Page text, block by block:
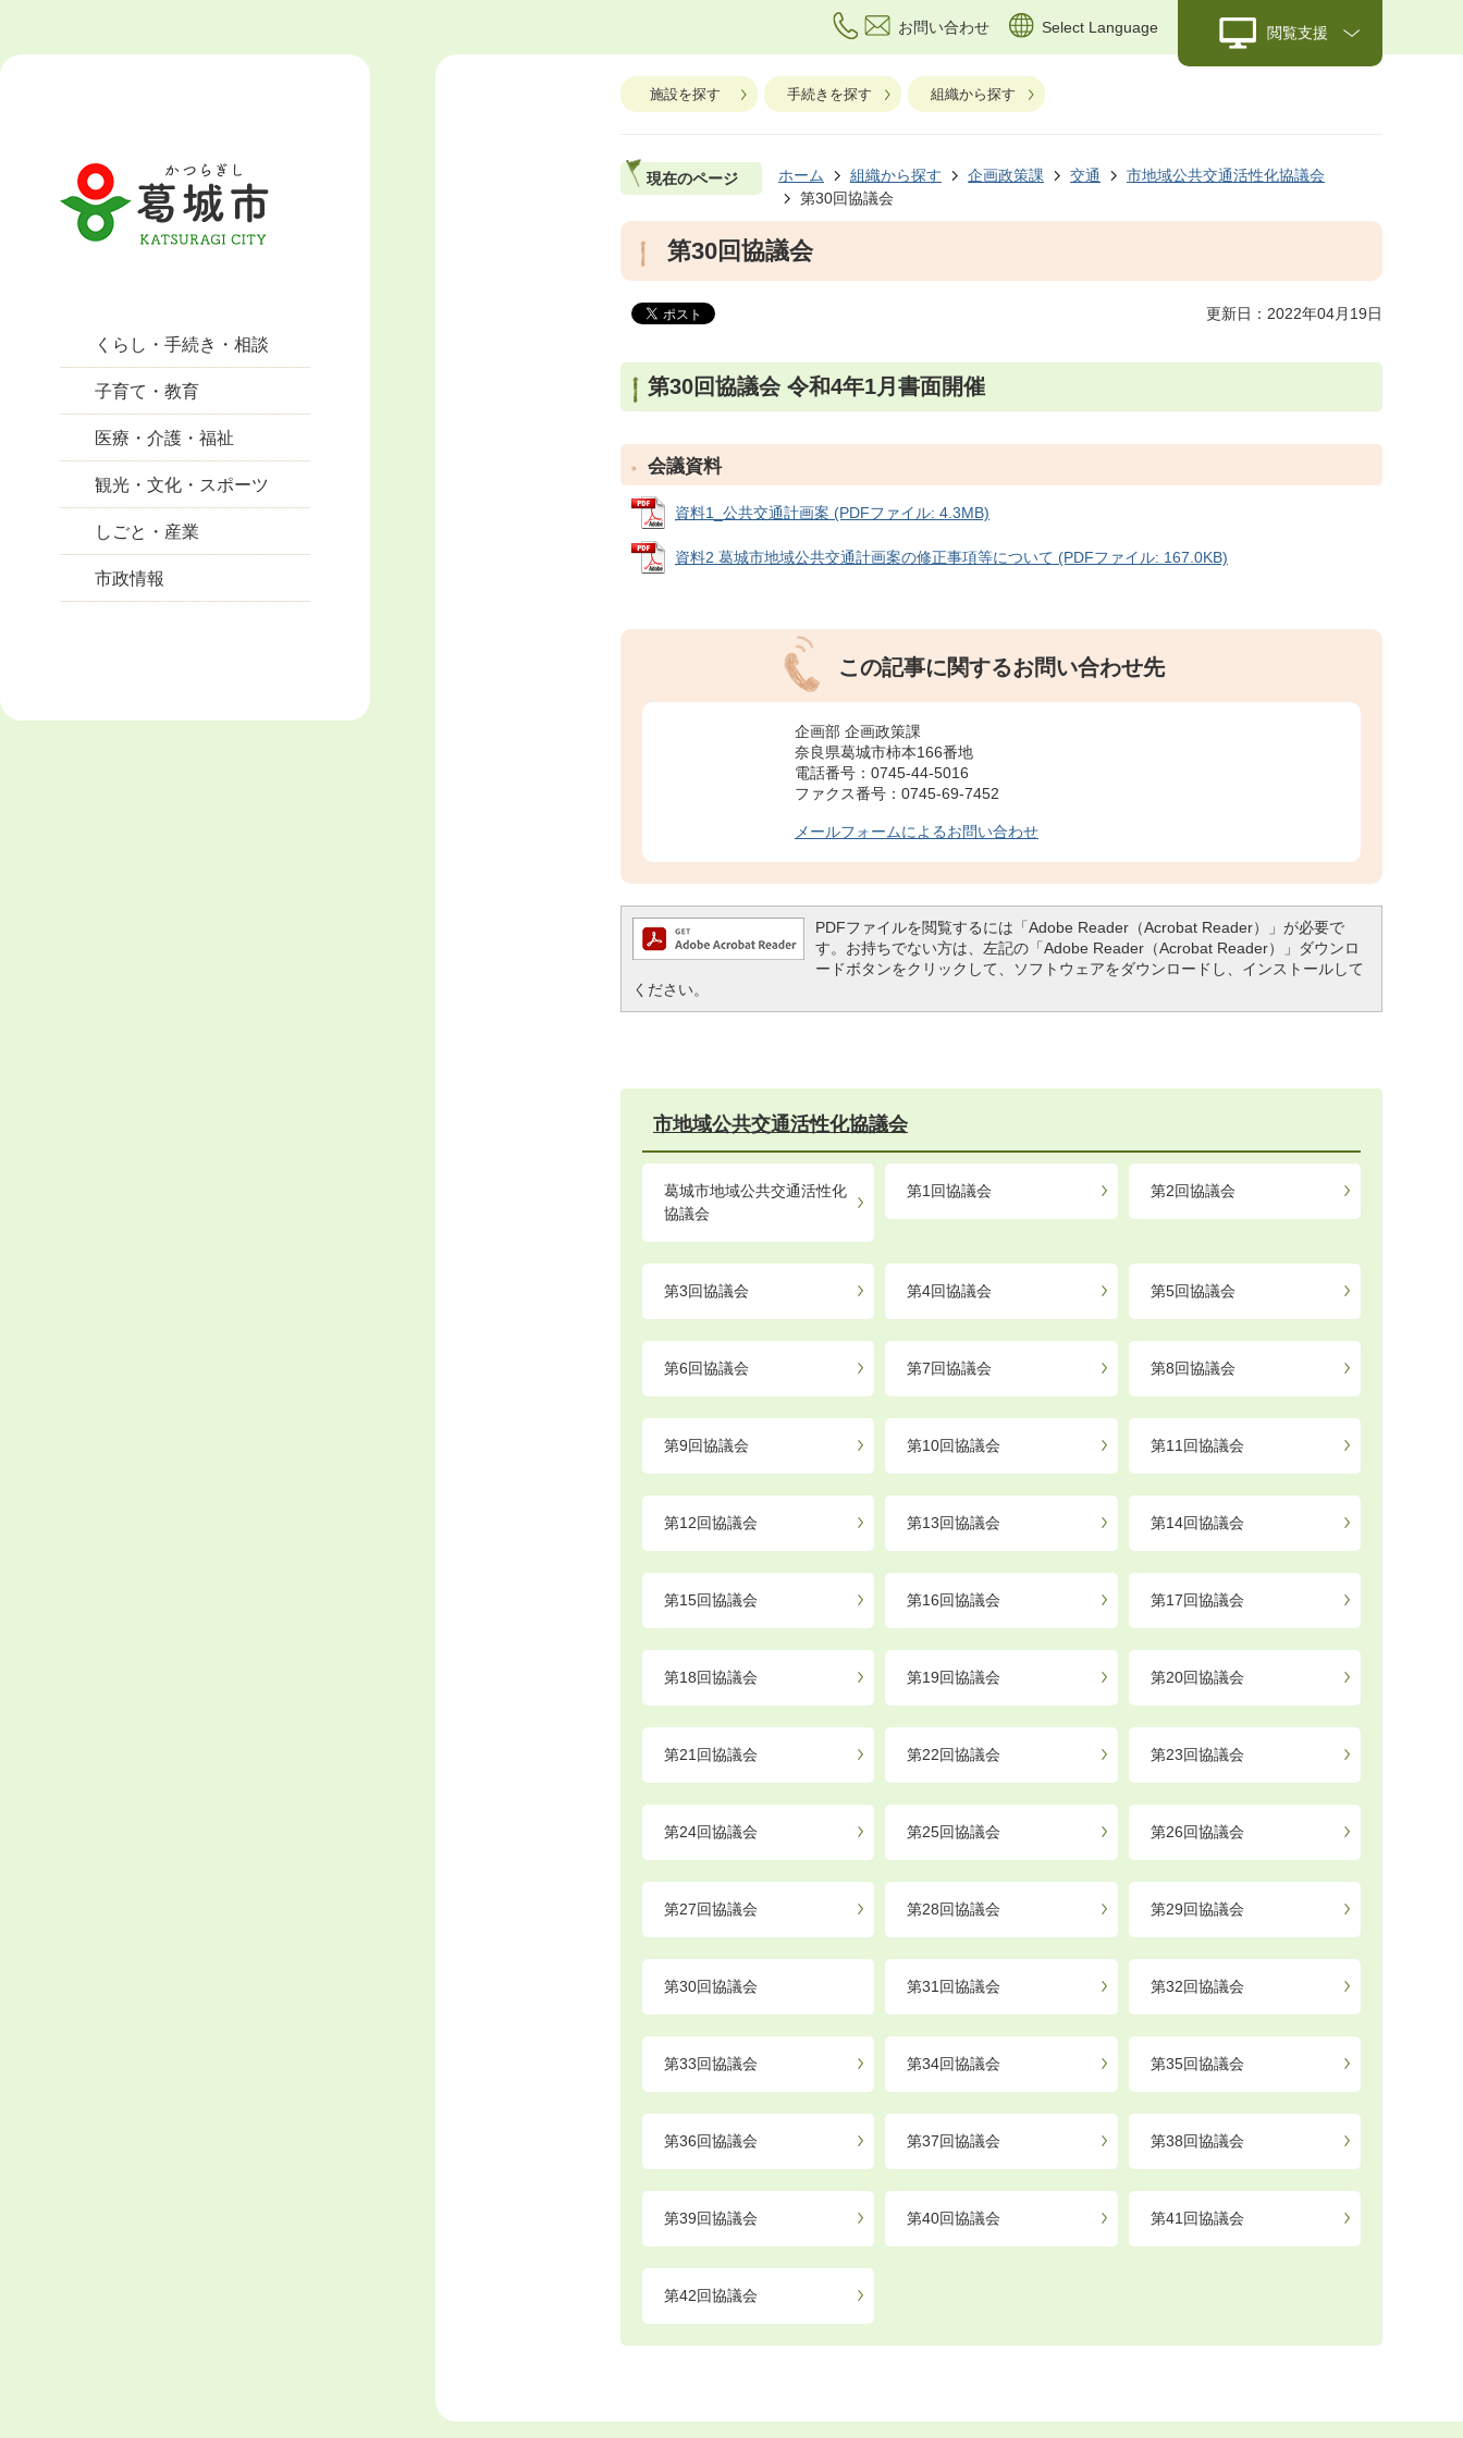
お問い合わせ Select Language 閲覧支援
くらし・手続き・相談
子育て・教育
医療・介護・福祉
観光・文化・スポーツ
しごと・産業
市政情報
施設を探す 手続きを探す 組織から探す
現在のページ ホーム 組織から探す 企画政策課 交通
市地域公共交通活性化協議会
第30回協議会
第30回協議会
更新日：2022年04月19日
第30回協議会 令和4年1月書面開催
会議資料
資料1_公共交通計画案 (PDFファイル: 4.3MB)
資料2 葛󠄀城市地域公共交通計画案の修正事項等について (PDFファイル: 167.0KB)
この記事に関するお問い合わせ先
企画部 企画政策課
奈良県葛城市柿本166番地
電話番号：0745-44-5016
ファクス番号：0745-69-7452
メールフォームによるお問い合わせ
PDFファイルを閲覧するには「Adobe Reader（Acrobat Reader）」が必要で
す。お持ちでない方は、左記の「Adobe Reader（Acrobat Reader）」ダウンロ
ードボタンをクリックして、ソフトウェアをダウンロードし、インストールして
ください。
市地域公共交通活性化協議会
葛城市地域公共交通活性化
協議会
第1回協議会 第2回協議会
第3回協議会 第4回協議会 第5回協議会
第6回協議会 第7回協議会 第8回協議会
第9回協議会 第10回協議会 第11回協議会
第12回協議会 第13回協議会 第14回協議会
第15回協議会 第16回協議会 第17回協議会
第18回協議会 第19回協議会 第20回協議会
第21回協議会 第22回協議会 第23回協議会
第24回協議会 第25回協議会 第26回協議会
第27回協議会 第28回協議会 第29回協議会
第30回協議会 第31回協議会 第32回協議会
第33回協議会 第34回協議会 第35回協議会
第36回協議会 第37回協議会 第38回協議会
第39回協議会 第40回協議会 第41回協議会
第42回協議会